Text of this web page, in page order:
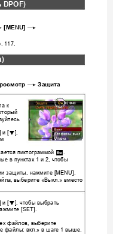
DPOF)
[MENU] *
. 117.
)
* Защита
к
] и 2 ],
пиктограммой ›.
в пунктах 1 и 2, чтобы
защиты, нажмите [MENU].
а , выберите «Выкл .» вместо
и 2 ], чтобы выбрать
[SET].
файлов, выберите
файлы: вкл.» в шаге 1 выше.